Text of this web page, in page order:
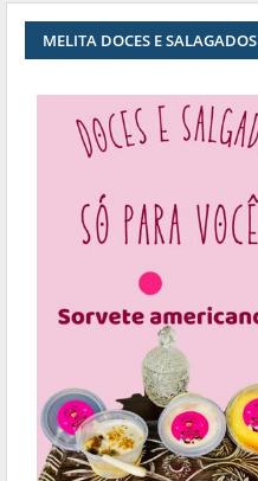
MELITA DOCES E SALAGADOS